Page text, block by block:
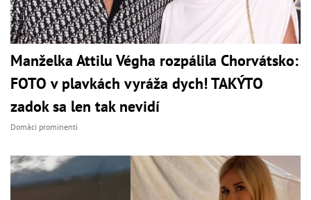
Manželka Attilu Végha rozpálila Chorvátsko:
FOTO v plavkách vyráža dych! TAKÝTO
zadok sa len tak nevidí
Domáci prominenti